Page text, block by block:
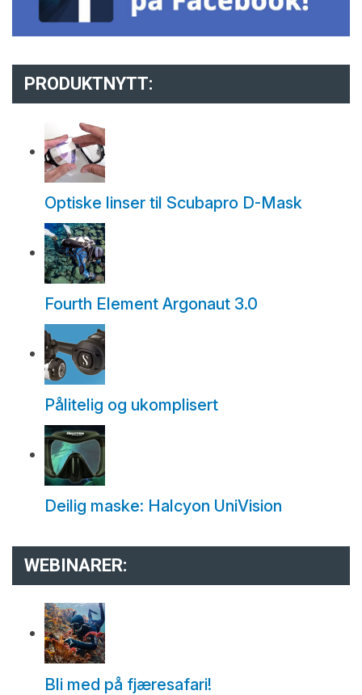
PRODUKTNYTT:
Optiske linser til Scubapro D-Mask
Fourth Element Argonaut 3.0
Pålitelig og ukomplisert
Deilig maske: Halcyon UniVision
WEBINARER:
Bli med på fjæresafari!